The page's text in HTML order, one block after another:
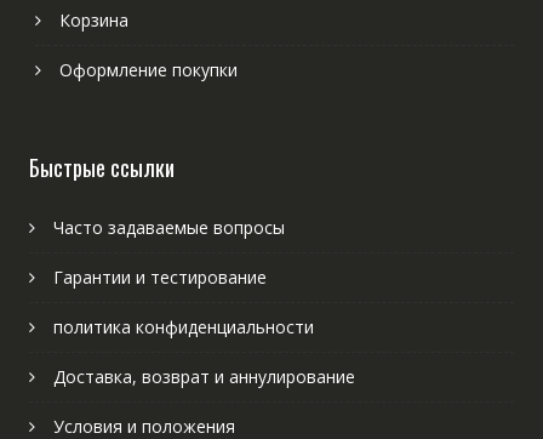
Корзина
Оформление покупки
Быстрые ссылки
Часто задаваемые вопросы
Гарантии и тестирование
политика конфиденциальности
Доставка, возврат и аннулирование
Условия и положения